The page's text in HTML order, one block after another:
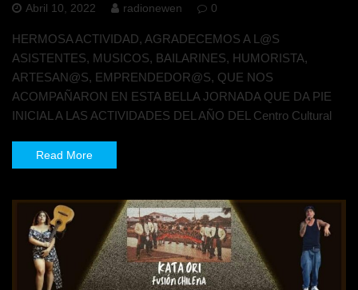
Abril 10, 2022 radionewen 0
HERMOSA ACTIVIDAD, AGRADECEMOS A L@S
ASISTENTES, MUSICOS, BAILARINES, HUMORISTA,
ARTESAN@S, EMPRENDEDOR@S, QUE NOS
ACOMPAÑARON EN ESTA BELLA JORNADA QUE DA PIE
INICIAL A LAS ACTIVIDADES DEL AÑO DEL Centro Cultural
Read More